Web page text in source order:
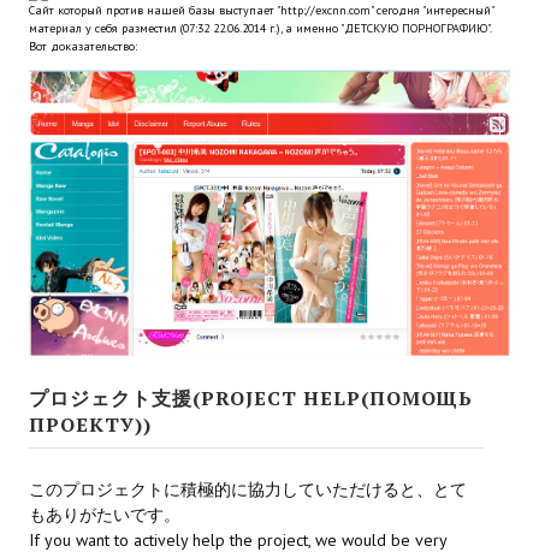
ГРУППА "КАРЛ ВЕЛИКИЙ"
Завершённые проекты
Русская биржа
Теневой кардинал для Обливиона
Aliens vs Predator 2 (Русские субтитры)
Dungeon Siege 2 Legendary Mod (Русские субтитры)
Новый ГГ
Теневой кардинал для Скайрима
Kitana HGEC
Сайт который против нашей базы выступает "http://excnn.com" сегодня "интересный"
материал у себя разместил (07:32 22.06.2014 г.), а именно "ДЕТСКУЮ ПОРНОГРАФИЮ".
Вот доказательство:
プロジェクト支援(PROJECT HELP(ПОМОЩЬ
ПРОЕКТУ))
このプロジェクトに積極的に協力していただけると、とて
もありがたいです。
If you want to actively help the project, we would be very